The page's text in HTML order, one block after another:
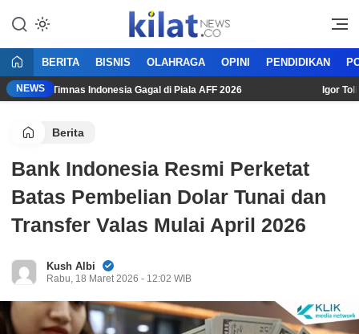
KilatNews.co
Mencerdaskan Anak Bangsa
BERITA BISNIS OLAHRAGA OPINI PENDIDIKAN
NEWS
Timnas Indonesia Gagal di Piala AFF 2026 Igor Tolic:
Berita
Bank Indonesia Resmi Perketat
Batas Pembelian Dolar Tunai dan
Transfer Valas Mulai April 2026
Kush Albi
Rabu, 18 Maret 2026 - 12:02 WIB